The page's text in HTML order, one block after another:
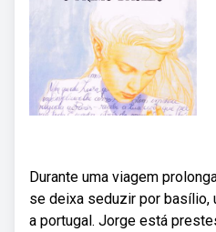
Durante uma viagem
se deixa seduzir por basílio,
a portugal. Jorge está